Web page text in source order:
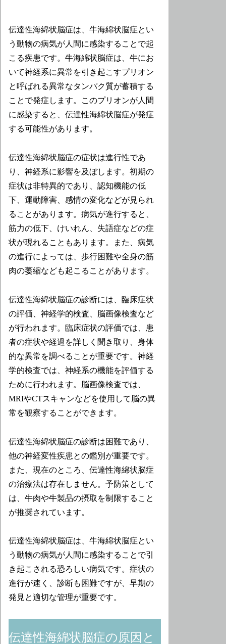
伝達性海綿状脳症は、牛海綿状脳症とい
う動物の病気が人間に感染することで起
こる疾患です。牛海綿状脳症は、牛にお
いて神経系に異常を引き起こすプリオン
と呼ばれる異常なタンパク質が蓄積する
ことで発症します。このプリオンが人間
に感染すると、伝達性海綿状脳症が発症
する可能性があります。
伝達性海綿状脳症の症状は進行性であ
り、神経系に影響を及ぼします。初期の
症状は非特異的であり、認知機能の低
下、運動障害、感情の変化などが見られ
ることがあります。病気が進行すると、
筋力の低下、けいれん、失語症などの症
状が現れることもあります。また、病気
の進行によっては、歩行困難や全身の筋
肉の萎縮なども起こることがあります。
伝達性海綿状脳症の診断には、臨床症状
の評価、神経学的検査、脳画像検査など
が行われます。臨床症状の評価では、患
者の症状や経過を詳しく聞き取り、身体
的な異常を調べることが重要です。神経
学的検査では、神経系の機能を評価する
ために行われます。脳画像検査では、
MRIやCTスキャンなどを使用して脳の異
常を観察することができます。
伝達性海綿状脳症の診断は困難であり、
他の神経変性疾患との鑑別が重要です。
また、現在のところ、伝達性海綿状脳症
の治療法は存在しません。予防策として
は、牛肉や牛製品の摂取を制限すること
が推奨されています。
伝達性海綿状脳症は、牛海綿状脳症とい
う動物の病気が人間に感染することで引
き起こされる恐ろしい病気です。症状の
進行が速く、診断も困難ですが、早期の
発見と適切な管理が重要です。
伝達性海綿状脳症の原因と